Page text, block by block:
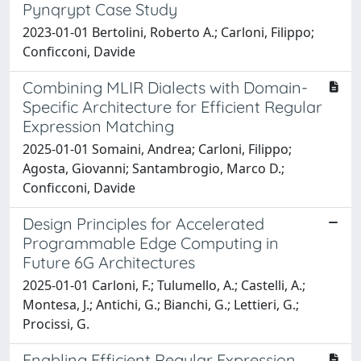
Pynqrypt Case Study
2023-01-01 Bertolini, Roberto A.; Carloni, Filippo;
Conficconi, Davide
Combining MLIR Dialects with Domain-
Specific Architecture for Efficient Regular
Expression Matching
2025-01-01 Somaini, Andrea; Carloni, Filippo;
Agosta, Giovanni; Santambrogio, Marco D.;
Conficconi, Davide
Design Principles for Accelerated
Programmable Edge Computing in
Future 6G Architectures
2025-01-01 Carloni, F.; Tulumello, A.; Castelli, A.;
Montesa, J.; Antichi, G.; Bianchi, G.; Lettieri, G.;
Procissi, G.